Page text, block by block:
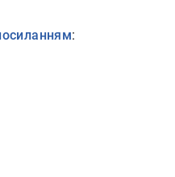
: